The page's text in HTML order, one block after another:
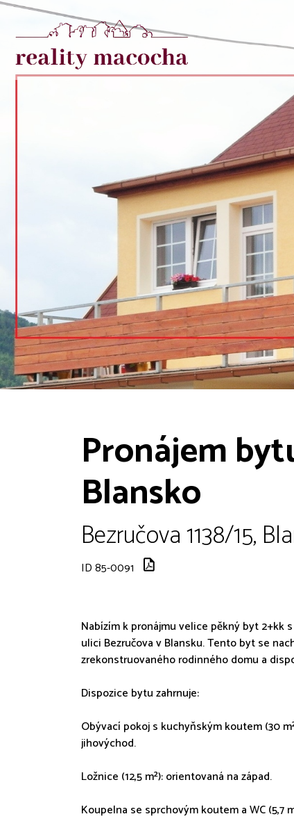
Pronájem
Blansko
Bezručova 1138/15,
ID 85-0091
Nabízím k pronájmu velice pěkný byt 2+kk
ulici Bezručova v Blansku. Tento byt se
zrekonstruovaného rodinného domu a
Dispozice bytu zahrnuje:
Obývací pokoj s kuchyňským koutem (30
jihovýchod.
Ložnice (12,5 m²): orientovaná na západ.
Koupelna se sprchovým koutem a WC (5,7